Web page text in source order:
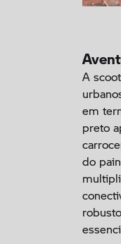
A
em
preto
do